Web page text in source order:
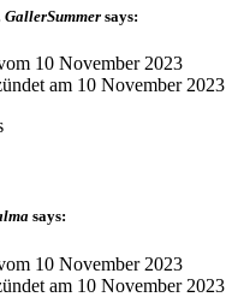
GallerSummer says:
10 November 2023
am 10 November 2023
says:
10 November 2023
am 10 November 2023